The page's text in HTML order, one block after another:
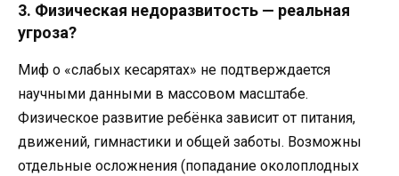
3. Физическая недоразвитость — реальная
угроза?
Миф о «слабых кесарятах» не подтверждается
научными данными в массовом масштабе.
Физическое развитие ребёнка зависит от питания,
движений, гимнастики и общей заботы. Возможны
отдельные осложнения (попадание околоплодных